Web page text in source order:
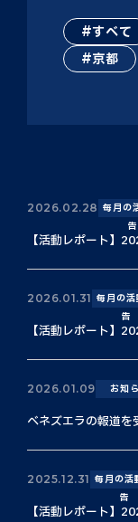
すべて
京都
2026.02.28 毎月の
告
【活動レポート】
2026.01.31 毎月の活
告
【活動レポート】
2026.01.09 お知
ベネズエラの報道
2025.12.31 毎月の活
告
【活動レポート】